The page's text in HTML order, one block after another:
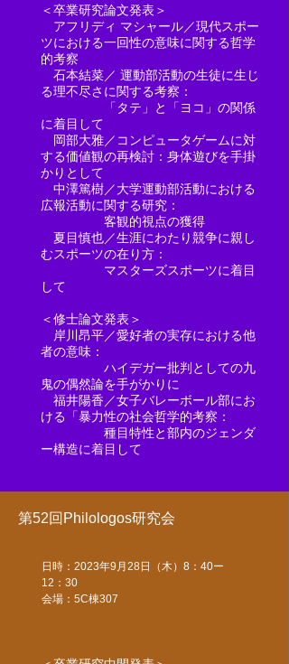
＜卒業研究論文発表＞
アフリディ マシャール／現代スポー
ツにおける一回性の意味に関する哲学
的考察
石本結菜／ 運動部活動の生徒に生じ
る理不尽さに関する考察：
「タテ」と「ヨコ」の関係
に着目して
岡部大雅／コンピュータゲームに対
する価値観の再検討：身体遊びを手掛
かりとして
中澤篤樹／大学運動部活動における
広報活動に関する研究：
客観的視点の獲得
夏目慎也／生涯にわたり競争に親し
むスポーツの在り方：
マスターズスポーツに着目
して
＜修士論文発表＞
岸川昂平／愛好者の実存における他
者の意味：
ハイデガー批判としての九
鬼の偶然論を手がかりに
福井陽香／女子バレーボール部にお
ける「暴力性の社会哲学的考察：
種目特性と部内のジェンダ
ー構造に着目して​
第52回Philologos研究会
日時：2023年9月28日（木）8：40ー
12：30
​​会場：5C棟307